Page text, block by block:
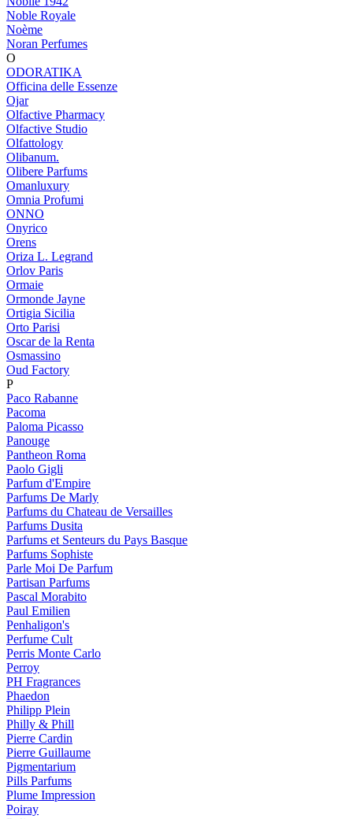
Noble Royale
Noème
Noran Perfumes
O
ODORATIKA
Officina delle Essenze
Ojar
Olfactive Pharmacy
Olfactive Studio
Olfattology
Olibanum.
Olibere Parfums
Omanluxury
Omnia Profumi
ONNO
Onyrico
Orens
Oriza L. Legrand
Orlov Paris
Ormaie
Ormonde Jayne
Ortigia Sicilia
Orto Parisi
Oscar de la Renta
Osmassino
Oud Factory
P
Paco Rabanne
Pacoma
Paloma Picasso
Panouge
Pantheon Roma
Paolo Gigli
Parfum d'Empire
Parfums De Marly
Parfums du Chateau de Versailles
Parfums Dusita
Parfums et Senteurs du Pays Basque
Parfums Sophiste
Parle Moi De Parfum
Partisan Parfums
Pascal Morabito
Paul Emilien
Penhaligon's
Perfume Cult
Perris Monte Carlo
Perroy
PH Fragrances
Phaedon
Philipp Plein
Philly & Phill
Pierre Cardin
Pierre Guillaume
Pigmentarium
Pills Parfums
Plume Impression
Poiray